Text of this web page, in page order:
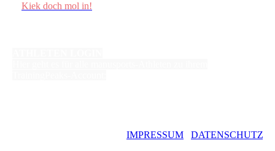
Kiek doch mol in!
IMPRESSUM DATENSCHUTZ